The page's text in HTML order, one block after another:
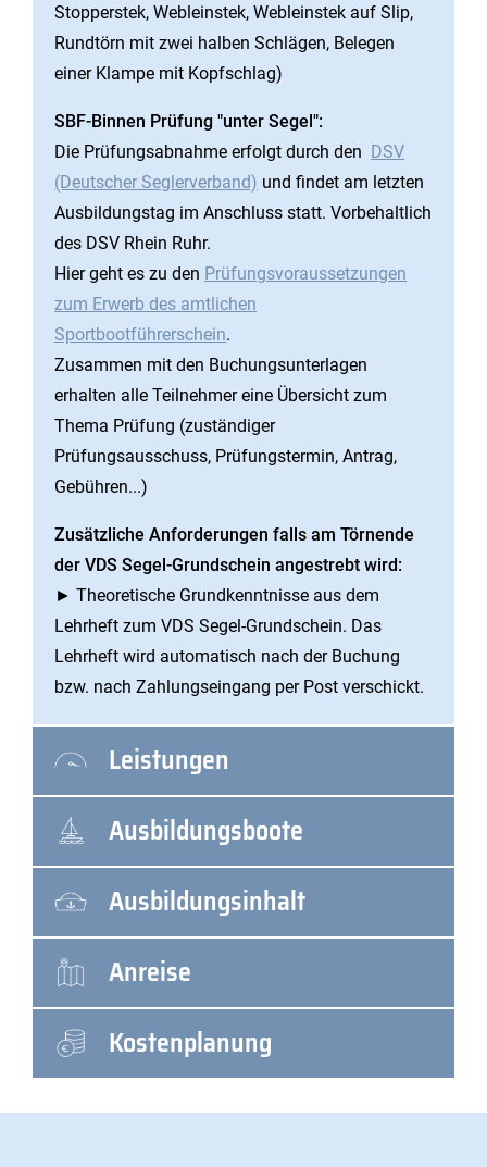
Stopperstek, Webleinstek, Webleinstek auf Slip,
Rundtörn mit zwei halben Schlägen, Belegen
einer Klampe mit Kopfschlag)
SBF-Binnen Prüfung "unter Segel":
Die Prüfungsabnahme erfolgt durch den DSV
(Deutscher Seglerverband) und findet am letzten
Ausbildungstag im Anschluss statt. Vorbehaltlich
des DSV Rhein Ruhr.
Hier geht es zu den Prüfungsvoraussetzungen
zum Erwerb des amtlichen
Sportbootführerschein.
Zusammen mit den Buchungsunterlagen
erhalten alle Teilnehmer eine Übersicht zum
Thema Prüfung (zuständiger
Prüfungsausschuss, Prüfungstermin, Antrag,
Gebühren...)
Zusätzliche Anforderungen falls am Törnende
der VDS Segel-Grundschein angestrebt wird:
► Theoretische Grundkenntnisse aus dem
Lehrheft zum VDS Segel-Grundschein. Das
Lehrheft wird automatisch nach der Buchung
bzw. nach Zahlungseingang per Post verschickt.
Leistungen
Ausbildungsboote
Ausbildungsinhalt
Anreise
Kostenplanung